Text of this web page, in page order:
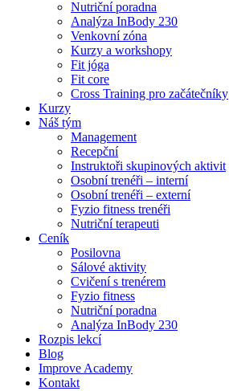
Nutriční poradna
Analýza InBody 230
Venkovní zóna
Kurzy a workshopy
Fit jóga
Fit core
Cross Training pro začátečníky
Kurzy
Náš tým
Management
Recepční
Instruktoři skupinových aktivit
Osobní trenéři – interní
Osobní trenéři – externí
Fyzio fitness trenéři
Nutriční terapeuti
Ceník
Posilovna
Sálové aktivity
Cvičení s trenérem
Fyzio fitness
Nutriční poradna
Analýza InBody 230
Rozpis lekcí
Blog
Improve Academy
Kontakt